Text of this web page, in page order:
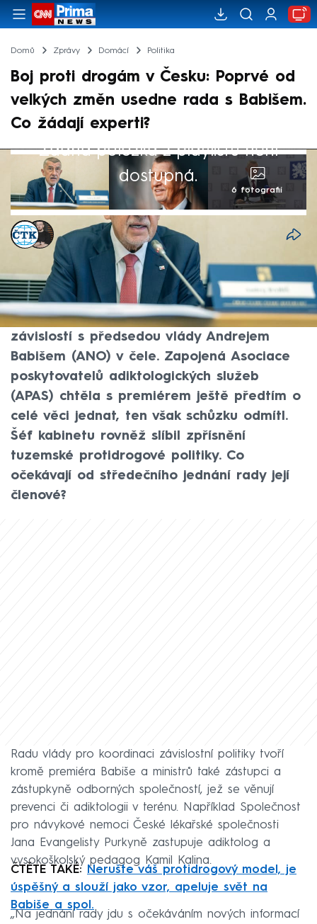
Domů Zprávy Domácí Politika
Boj proti drogám v Česku: Poprvé od
velkých změn usedne rada s Babišem.
Co žádají experti?
Žádná položka z playlistu není
dostupná.
6 fotografií
ČTK
Marek Pausz
Akt. 17. čvn 2026, 14:10• 17. čvn 2026, 13:46
Od oznámení silně kritizovaných přesunů
agend z Úřadu vlády ČR se poprvé sejde
Rada vlády pro koordinaci politiky v oblasti
závislostí s předsedou vlády Andrejem
Babišem (ANO) v čele. Zapojená Asociace
poskytovatelů adiktologických služeb
(APAS) chtěla s premiérem ještě předtím o
celé věci jednat, ten však schůzku odmítl.
Šéf kabinetu rovněž slíbil zpřísnění
tuzemské protidrogové politiky. Co
očekávají od středečního jednání rady její
členové?
Radu vlády pro koordinaci závislostní politiky tvoří
kromě premiéra Babiše a ministrů také zástupci a
zástupkyně odborných společností, jež se věnují
prevenci či adiktologii v terénu. Například Společnost
pro návykové nemoci České lékařské společnosti
Jana Evangelisty Purkyně zastupuje adiktolog a
vysokoškolský pedagog Kamil Kalina.
ČTĚTE TAKÉ: Nerušte váš protidrogový model, je
úspěšný a slouží jako vzor, apeluje svět na
Babiše a spol.
„Na jednání rady jdu s očekáváním nových informací